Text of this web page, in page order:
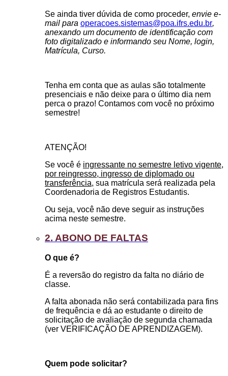
Se ainda tiver dúvida de como proceder, envie e-
mail para operacoes.sistemas@poa.ifrs.edu.br,
anexando um documento de identificação com
foto digitalizado e informando seu Nome, login,
Matrícula, Curso.
Tenha em conta que as aulas são totalmente
presenciais e não deixe para o último dia nem
perca o prazo! Contamos com você no próximo
semestre!
ATENÇÃO!
Se você é ingressante no semestre letivo vigente,
por reingresso, ingresso de diplomado ou
transferência, sua matrícula será realizada pela
Coordenadoria de Registros Estudantis.
Ou seja, você não deve seguir as instruções
acima neste semestre.
2. ABONO DE FALTAS
O que é?
É a reversão do registro da falta no diário de
classe.
A falta abonada não será contabilizada para fins
de frequência e dá ao estudante o direito de
solicitação de avaliação de segunda chamada
(ver VERIFICAÇÃO DE APRENDIZAGEM).
Quem pode solicitar?